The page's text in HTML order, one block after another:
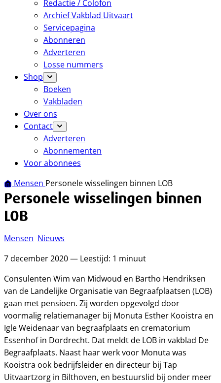
Redactie / Colofon
Archief Vakblad Uitvaart
Servicepagina
Abonneren
Adverteren
Losse nummers
Shop
Boeken
Vakbladen
Over ons
Contact
Adverteren
Abonnementen
Voor abonnees
Mensen Personele wisselingen binnen LOB
Personele wisselingen binnen
LOB
Mensen Nieuws
7 december 2020 — Leestijd: 1 minuut
Consulenten Wim van Midwoud en Bartho Hendriksen
van de Landelijke Organisatie van Begraafplaatsen (LOB)
gaan met pensioen. Zij worden opgevolgd door
voormalig relatiemanager bij Monuta Esther Kooistra en
Igle Weidenaar van begraafplaats en crematorium
Essenhof in Dordrecht. Dat meldt de LOB in vakblad De
Begraafplaats. Naast haar werk voor Monuta was
Kooistra ook bedrijfsleider en directeur bij Tap
Uitvaartzorg in Bilthoven, en bestuurslid bij onder meer